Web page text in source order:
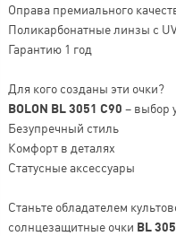
Оправа премиального
Поликарбонатные линзы с
Гарантию 1 год
Для кого созданы эти очки?
BOLON BL 3051 C90 – выбор
Безупречный стиль
Комфорт в деталях
Статусные аксессуары
Станьте обладателем
солнцезащитные очки BL